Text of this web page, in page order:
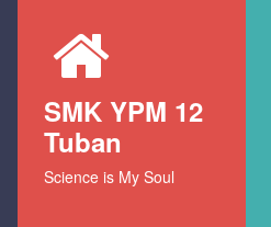
SMK YPM 12
Tuban
Science is My Soul